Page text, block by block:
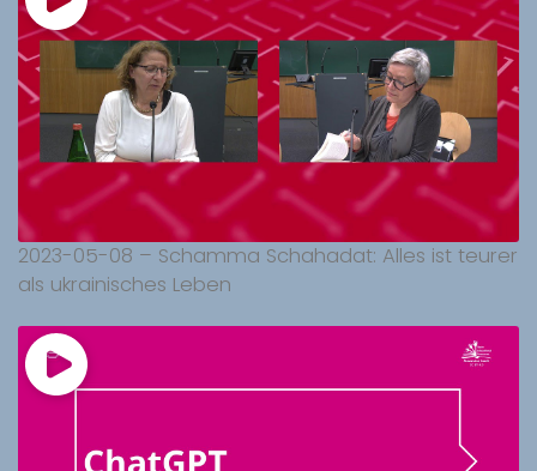
2023-05-08 – Schamma Schahadat: Alles ist teurer
als ukrainisches Leben